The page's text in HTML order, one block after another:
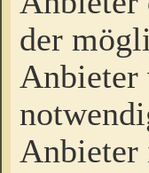
der
Anbieter
Anbieter